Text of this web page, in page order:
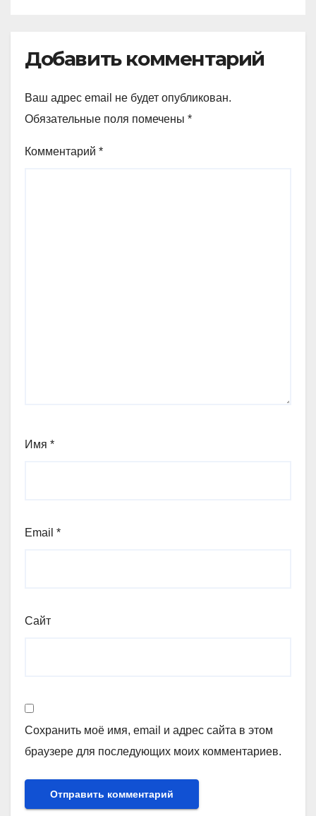
Добавить комментарий
Ваш адрес email не будет опубликован.
Обязательные поля помечены *
Комментарий *
Имя *
Email *
Сайт
Сохранить моё имя, email и адрес сайта в этом
браузере для последующих моих комментариев.